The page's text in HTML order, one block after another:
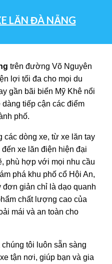
LĂN ĐÀ NẴNG
trên đường Võ Nguyên
lợi tối đa cho mọi du
gần bãi biển Mỹ Khê nổi
tiếp cận các điểm
phố.
các dòng xe, từ xe lăn tay
xe lăn điện hiện đại
phù hợp với mọi nhu cầu
phá khu phố cổ Hội An,
giản chỉ là dạo quanh
chất lượng cao của
mái và an toàn cho
tôi luôn sẵn sàng
tận nơi, giúp bạn và gia